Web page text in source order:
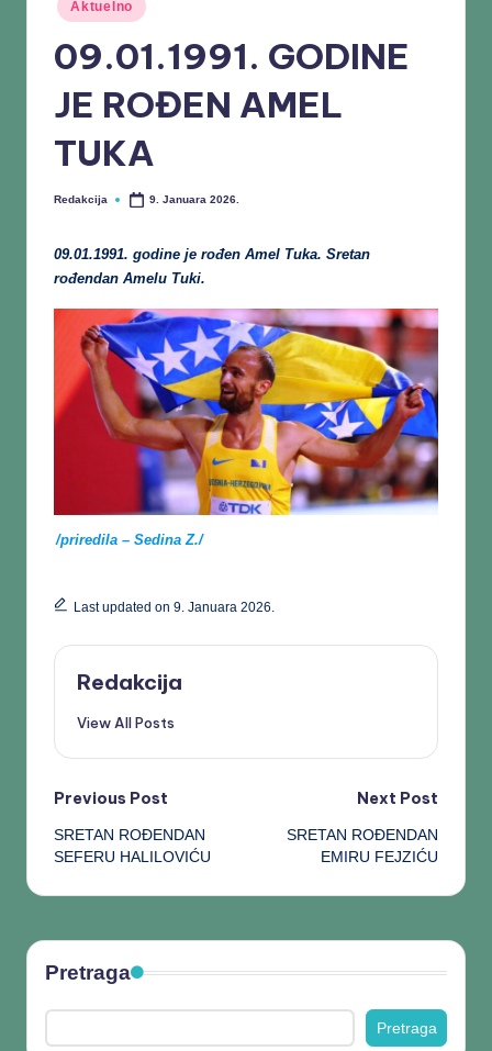
Aktuelno
09.01.1991. GODINE
JE ROĐEN AMEL
TUKA
Redakcija 9. Januara 2026.
09.01.1991. godine je rođen Amel Tuka. Sretan
rođendan Amelu Tuki.
/priredila – Sedina Z./
Last updated on 9. Januara 2026.
Redakcija
View All Posts
Previous Post
SRETAN ROĐENDAN
SEFERU HALILOVIĆU
Next Post
SRETAN ROĐENDAN
EMIRU FEJZIĆU
Pretraga
Pretraga